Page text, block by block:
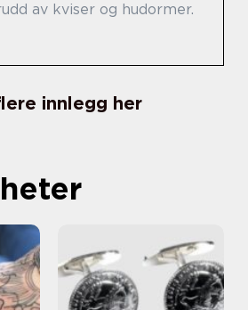
av kviser og hudormer.
innlegg her